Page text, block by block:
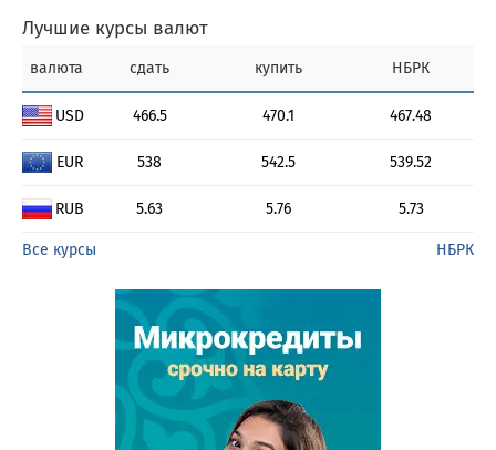
Лучшие курсы валют
валюта сдать купить НБРК
USD 466.5 470.1 467.48
EUR 538 542.5 539.52
RUB 5.63 5.76 5.73
Все курсы НБРК